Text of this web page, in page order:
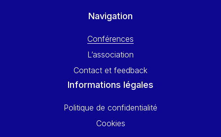
Navigation
Conférences
L’association
Contact et feedback
Informations légales
Politique de confidentialité
Cookies